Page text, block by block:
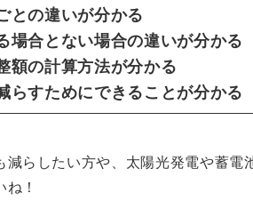
との違いが分かる
場合とない場合の違いが分かる
額の計算方法が分かる
らすためにできることが分かる
減らしたい方や、太陽光発電や蓄電
！